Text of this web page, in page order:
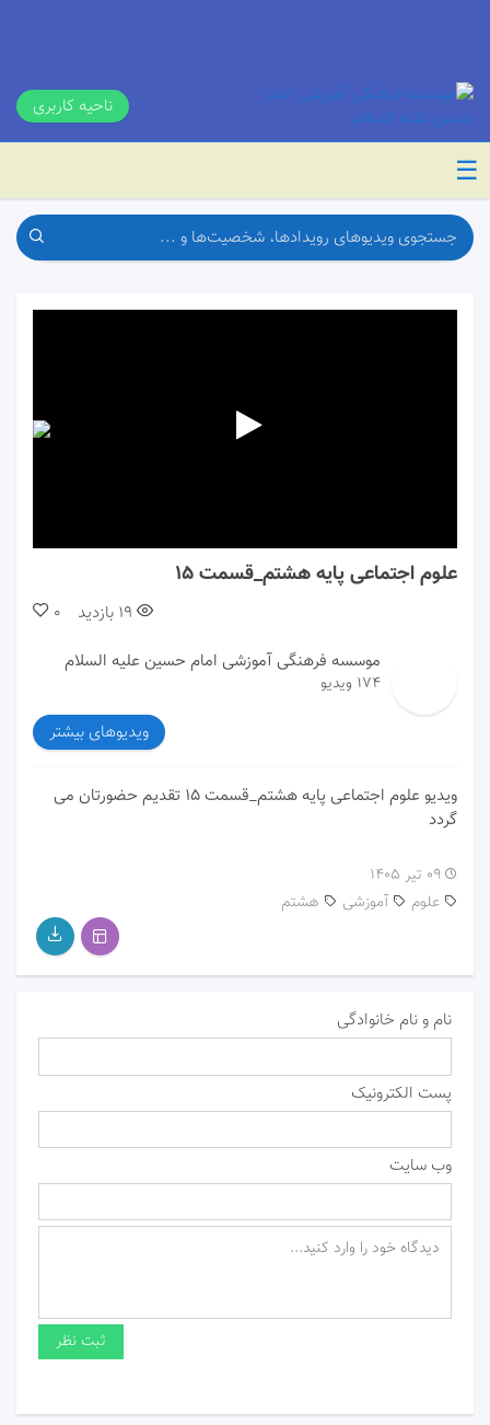
ناحیه کاربری
☰
علوم اجتماعی پایه هشتم_قسمت 15
0 19 بازدید
موسسه فرهنگی آموزشی امام حسین علیه السلام
174 ویدیو
ویدیوهای بیشتر
ویدیو علوم اجتماعی پایه هشتم_قسمت 15 تقدیم حضورتان می
گردد
۰۹ تیر ۱۴۰۵
آموزشی
علوم هشتم
نام و نام خانوادگی
پست الکترونیک
وب سایت